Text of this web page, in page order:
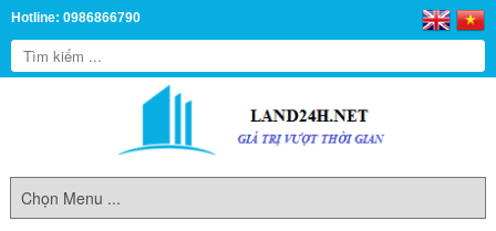
Hotline: 0986866790